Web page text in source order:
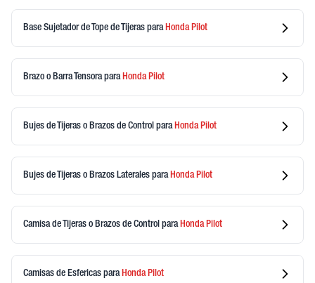
Base Sujetador de Tope de Tijeras para HondaPilot
Brazo o Barra Tensorapara HondaPilot
Bujes de Tijeras o Brazos de Control para HondaPilot
Bujes de Tijeras o Brazos Laterales para HondaPilot
Camisa de Tijeras o Brazos de Control para HondaPilot
Camisas de Esfericas para HondaPilot